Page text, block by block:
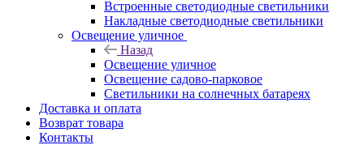
Встроенные светодиодные светильники
Накладные светодиодные светильники
Освещение уличное
Назад
Освещение уличное
Освещение садово-парковое
Светильники на солнечных батареях
Доставка и оплата
Возврат товара
Контакты